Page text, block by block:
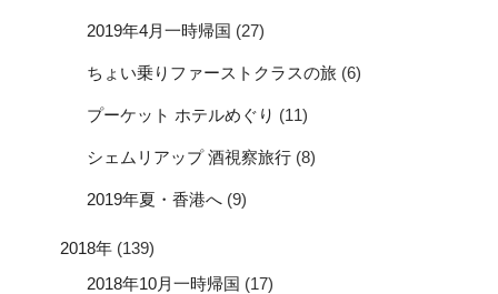
2019年4月一時帰国 (27)
ちょい乗りファーストクラスの旅 (6)
プーケット ホテルめぐり (11)
シェムリアップ 酒視察旅行 (8)
2019年夏・香港へ (9)
2018年 (139)
2018年10月一時帰国 (17)